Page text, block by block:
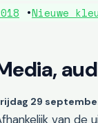
•Nieuwe
29
van de